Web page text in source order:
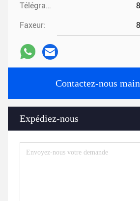
Télégramme:
Faxeur:
Contactez-nous
Expédiez-nous